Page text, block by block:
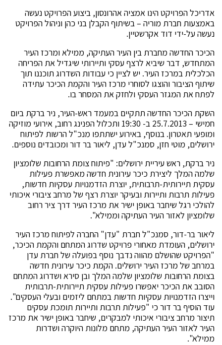
אדריכל הפרויקט הינו אמציה אהרונסון, ביצוע הפרויקט נעשה
באמצעות חברת מוריה – בשיתוף הקבלן בני כהן וניהול הפרויקט
נעשה על-ידי דוד אקרשטיין.
הכיכר החדשה מחברת בין העיר העתיקה, ממילא ומרכז העיר
המתחדש, דבר שיביא לרצף עסקי ותיירותי שיגדיל את הפריחה
הכלכלית במרכז העיר. יש לציין כי עבודות השדרוג תוכננו תוך
שיתוף הציבור והוצגו לסוחרי מרכז העיר והקמת הכיכר עתידה
לפתח את המגזר העסקי ולחזק את המסחר בו.
השקת הכיכר החדשה תתקיים במעמד ראש-העיר, ניר ברקת ביום
חמישי – 25.7.2013 ב- 19:30 ותכלול הפנינג רחוב, אירועי מוזיקה
ומופעי תאטרון. בנוסף, באירוע ישתתפו מנכ"ל הרשות לפיתוח
ירושלים, מוטי חזן, סמנכ"ל עדן, ליאור בר דור ומכובדים נוספים.
ניר ברקת, ראש עיריית ירושלים: "פיתוח צומת הרחובות שלומציון
שלמה המלך ליצירת כיכר עירונית חדשה מאפשרת פעילות
עסקית תיירותית-תרבותית, יוצרת הזדמנויות עסקיות חדשות,
פעילות תרבות ותיירות ובעיקר יוצרת רצף של מרחב ציבורי איכותי
להולכי רגל שיחבר באופן ישיר את מרכז העיר דרך ציר רחוב
שלומציון לאזור העיר העתיקה וממילא".
ליאור בר-דור, סמנכ"ל חברת "עדן" החברה לפיתוח מרכז העיר
ירושלים, העומדת מאחורי פרויקט שדרוג המתחם והקמת הכיכר,
"הפרויקט שהושלם מהווה נדבך נוסף בפועלה של חברת עדן
במרחב של מרכז העיר ירושלים. הקמת כיכר עירונית חדשה
בצומת הרחובות שלומציון שלמה המלך ובן סירא ושדרוג המתחם
הסובב את הכיכר יאפשרו פעילות עסקית תיירותית-תרבותית
וייצרו הזדמנויות עסקיות חדשות במתחם ליזמים ובעלי העסקים".
עוד הוסיף בר דור כי "פעילות תרבות ותיירות תומכת עסקים
תיצור מרחב ציבורי איכותי למבקרים, שיחבר באופן ישיר את מרכז
העיר לאזור העיר העתיקה, מתחם מלונות היוקרה ושדרות
ממילא".